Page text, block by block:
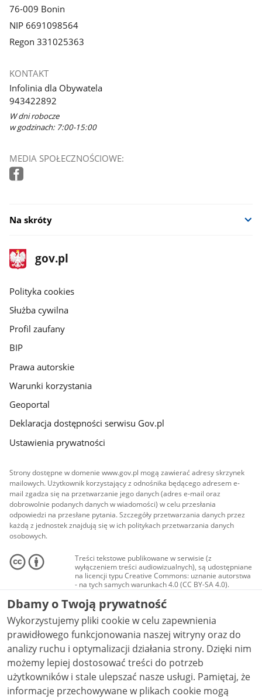
76-009 Bonin
NIP 6691098564
Regon 331025363
KONTAKT
Infolinia dla Obywatela
943422892
W dni robocze
w godzinach: 7:00-15:00
MEDIA SPOŁECZNOŚCIOWE:
Na skróty
stopka
gov.pl
Strona
gov.pl
gov.pl
Polityka cookies
Służba cywilna
Profil zaufany
BIP
Prawa autorskie
Warunki korzystania
Geoportal
Deklaracja dostępności serwisu Gov.pl
Ustawienia prywatności
Strony dostępne w domenie www.gov.pl mogą zawierać adresy skrzynek
mailowych. Użytkownik korzystający z odnośnika będącego adresem e-
mail zgadza się na przetwarzanie jego danych (adres e-mail oraz
dobrowolnie podanych danych w wiadomości) w celu przesłania
odpowiedzi na przesłane pytania. Szczegóły przetwarzania danych przez
każdą z jednostek znajdują się w ich politykach przetwarzania danych
osobowych.
Treści tekstowe publikowane w serwisie (z
wyłączeniem treści audiowizualnych), są udostępniane
na licencji typu Creative Commons: uznanie autorstwa
- na tych samych warunkach 4.0 (CC BY-SA 4.0).
Materiały audiowizualne, w tym zdjęcia, materiały
audio i wideo, są udostępniane na licencji typu
Creative Commons: uznanie autorstwa użycie
niekomercyjne - bez utworów zależnych 4.0 (CC BY-
NC-ND 4.0), o ile nie jest to stwierdzone inaczej.
Dbamy o Twoją prywatność
Wykorzystujemy pliki cookie w celu zapewnienia
prawidłowego funkcjonowania naszej witryny oraz do
analizy ruchu i optymalizacji działania strony. Dzięki nim
możemy lepiej dostosować treści do potrzeb
użytkowników i stale ulepszać nasze usługi. Pamiętaj, że
informacje przechowywane w plikach cookie mogą